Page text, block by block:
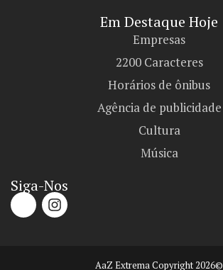
Em Destaque Hoje
Empresas
2200 Caracteres
Horários de ônibus
Agência de publicidade
Cultura
Música
Siga-Nos
AaZ Extrema Copyright 2026©